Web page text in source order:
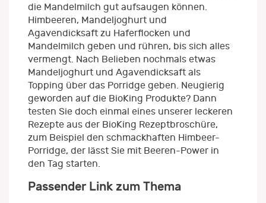
die Mandelmilch gut aufsaugen können.
Himbeeren, Mandeljoghurt und
Agavendicksaft zu Haferflocken und
Mandelmilch geben und rühren, bis sich alles
vermengt. Nach Belieben nochmals etwas
Mandeljoghurt und Agavendicksaft als
Topping über das Porridge geben. Neugierig
geworden auf die BioKing Produkte? Dann
testen Sie doch einmal eines unserer leckeren
Rezepte aus der BioKing Rezeptbroschüre,
zum Beispiel den schmackhaften Himbeer-
Porridge, der lässt Sie mit Beeren-Power in
den Tag starten.
Passender Link zum Thema